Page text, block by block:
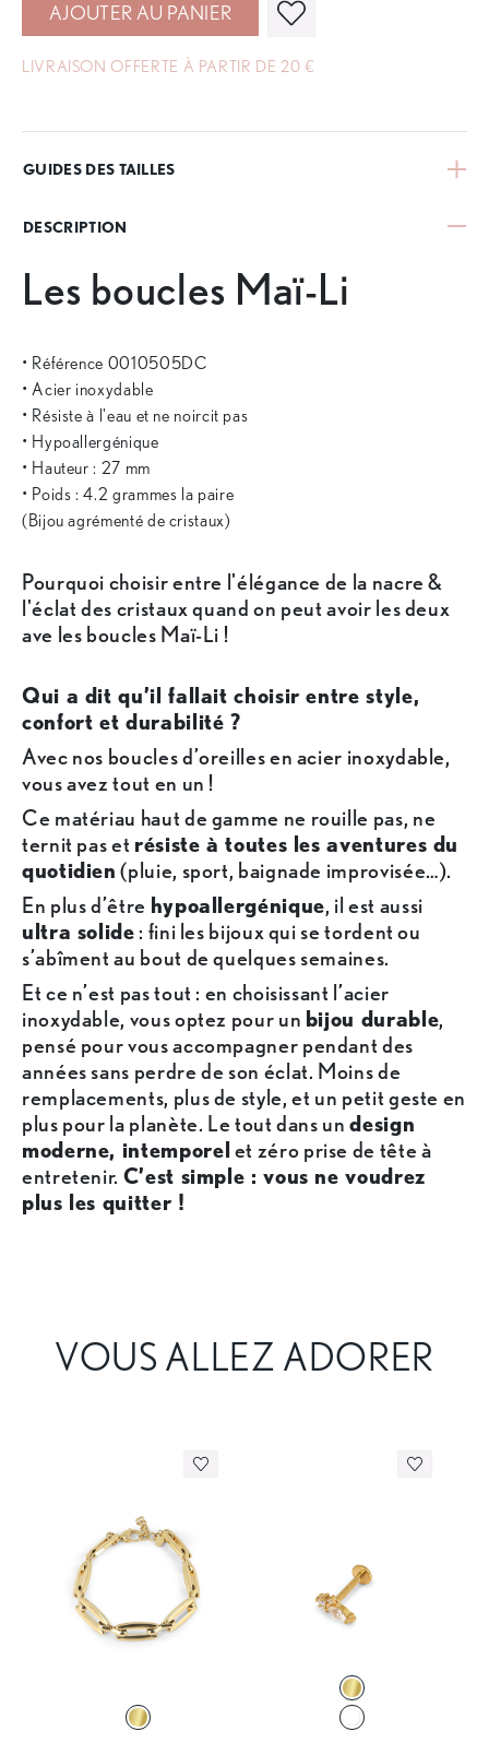
AJOUTER AU PANIER
LIVRAISON OFFERTE À PARTIR DE 20 €
GUIDES DES TAILLES
DESCRIPTION
Les boucles Maï-Li
• Référence 0010505DC
• Acier inoxydable
• Résiste à l'eau et ne noircit pas
• Hypoallergénique
• Hauteur : 27 mm
• Poids : 4.2 grammes la paire
(Bijou agrémenté de cristaux)
Pourquoi choisir entre l'élégance de la nacre &
l'éclat des cristaux quand on peut avoir les deux
ave les boucles Maï-Li !
Qui a dit qu’il fallait choisir entre style,
confort et durabilité ?
Avec nos boucles d’oreilles en acier inoxydable,
vous avez tout en un !
Ce matériau haut de gamme ne rouille pas, ne
ternit pas et résiste à toutes les aventures du
quotidien (pluie, sport, baignade improvisée…).
En plus d’être hypoallergénique, il est aussi
ultra solide : fini les bijoux qui se tordent ou
s’abîment au bout de quelques semaines.
Et ce n’est pas tout : en choisissant l’acier
inoxydable, vous optez pour un bijou durable,
pensé pour vous accompagner pendant des
années sans perdre de son éclat. Moins de
remplacements, plus de style, et un petit geste en
plus pour la planète. Le tout dans undesign
moderne, intemporelet zéro prise de tête à
entretenir. C’est simple : vous ne voudrez
plus les quitter !
VOUS ALLEZ ADORER